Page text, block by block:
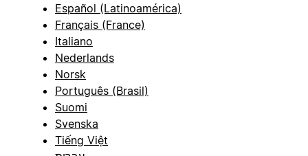
Español (Latinoamérica)
Français (France)
Italiano
Nederlands
Norsk
Português (Brasil)
Suomi
Svenska
Tiếng Việt